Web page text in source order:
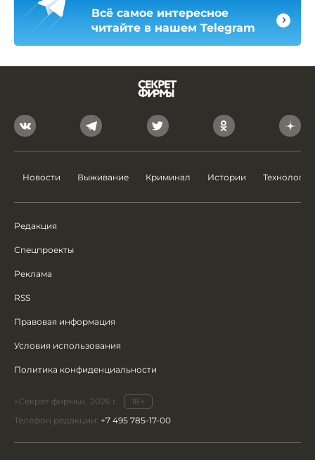
Всё самое интересное
читайте в нашем Telegram
Новости Выживание Криминал Истории Технологии
Редакция
Спецпроекты
Реклама
RSS
Правовая информация
Условия использования
Политика конфиденциальности
«Секрет фирмы», 2026 г.
18+
Телефон редакции: +7 495 785-17-00